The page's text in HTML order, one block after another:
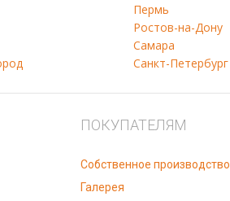
Пермь
Ростов-на-Дону
Самара
Санкт-Петербург
ПОКУПАТЕЛЯМ
Собственное производство
Галерея